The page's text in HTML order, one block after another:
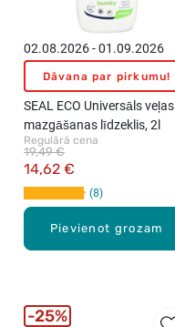
Pievienot grozam
02.08.2026 - 01.09.2026
Dāvana par pirkumu!
SEAL ECO Universāls veļas
mazgāšanas līdzeklis, 2l
Regulārā cena
14,62 €
19,49 €
8
25%